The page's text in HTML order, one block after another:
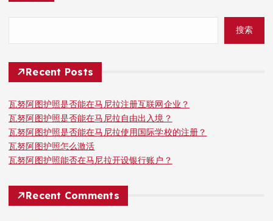
搜索
Recent Posts
瓦努阿图护照是否能在马尼拉注册互联网企业？
瓦努阿图护照是否能在马尼拉自由出入境？
瓦努阿图护照是否能在马尼拉使用国际学校的注册？
瓦努阿图护照怎么激活
瓦努阿图护照能否在马尼拉开设银行账户？
Recent Comments